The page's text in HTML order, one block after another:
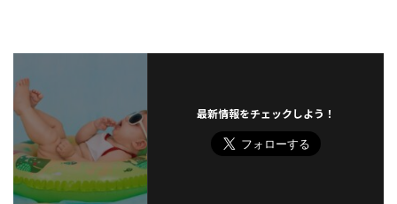
最新情報をチェックしよう！